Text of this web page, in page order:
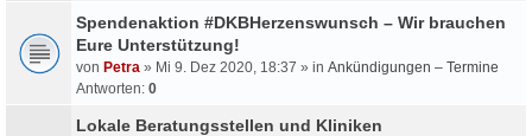
Spendenaktion #DKBHerzenswunsch – Wir brauchen
Eure Unterstützung!
von Petra » Mi 9. Dez 2020, 18:37 » in Ankündigungen – Termine
Antworten: 0
Lokale Beratungsstellen und Kliniken